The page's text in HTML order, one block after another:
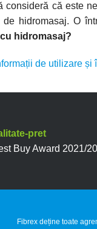
consideră că este
hidromasaj. O
hidromasaj?
de utilizare
pret
Buy Award 2021/
Fibrex deține toate